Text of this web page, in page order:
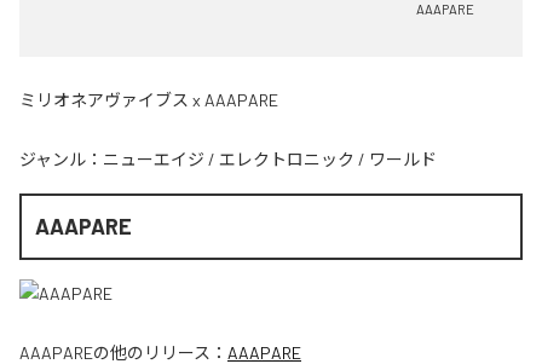
AAAPARE
ミリオネアヴァイブス x AAAPARE
ジャンル： ニューエイジ / エレクトロニック / ワールド
AAAPARE
AAAPAREの他のリリース： AAAPARE